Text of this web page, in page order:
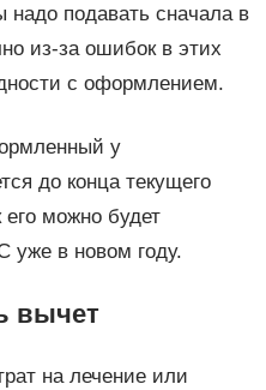
подавать сначала в
из-за ошибок в этих
с оформлением.
у
до конца текущего
его можно будет
уже в новом году.
вычет
на лечение или